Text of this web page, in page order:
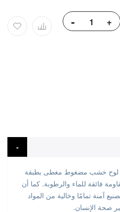
- +
لوح خشب مضغوط مغطى بطبقة
فائقة للماء والرطوبة. كما أن
آمنة تمامًا وخالية من المواد
صحة الإنسان.